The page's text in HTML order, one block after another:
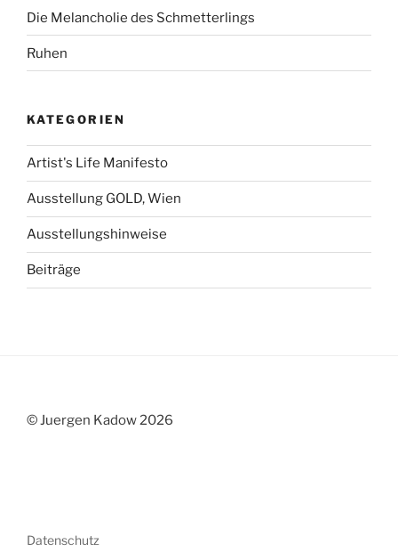
Die Melancholie des Schmetterlings
Ruhen
KATEGORIEN
Artist's Life Manifesto
Ausstellung GOLD, Wien
Ausstellungshinweise
Beiträge
© Juergen Kadow 2026
Datenschutz